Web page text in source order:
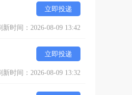
立即投递
新时间：2026-08-09 13:42
立即投递
新时间：2026-08-09 13:32